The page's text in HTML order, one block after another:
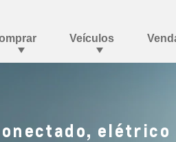
elétrico